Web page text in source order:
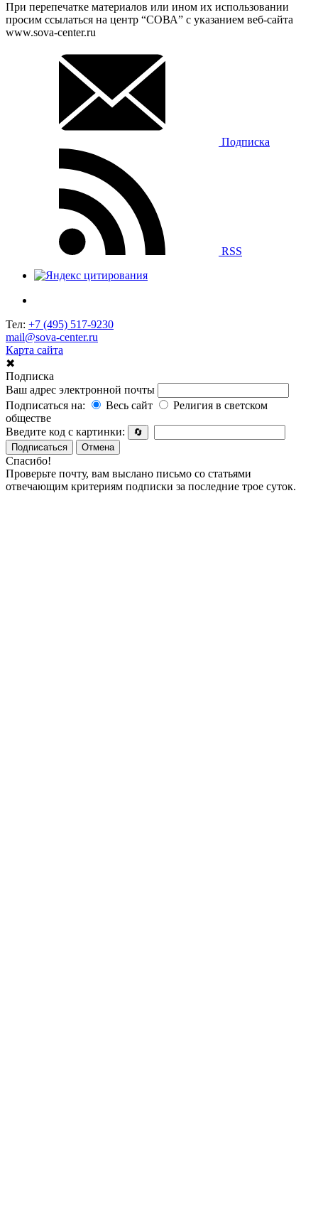
При перепечатке материалов или ином их использовании
просим ссылаться на центр “СОВА” с указанием веб-сайта
www.sova-center.ru
Подписка
RSS
Тел: +7 (495) 517-9230
mail@sova-center.ru
Карта сайта
✖
Подписка
Ваш адрес электронной почты
Подписаться на:
Весь сайт
Религия в светском
обществе
Введите код с картинки:
🔄
Подписаться
Отмена
Спасибо!
Проверьте почту, вам выслано письмо со статьями
отвечающим критериям подписки за последние трое суток.